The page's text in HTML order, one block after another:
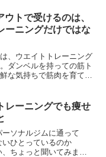
ウトで受けるのは、
ーニングだけではな
、ウエイトトレーニング
ダンベルを持っての筋ト
な気持ちで筋肉を育て脂
レーニングでも痩せ
ソナルジムに通って
いひとっているのか
ちょっと聞いてみまし